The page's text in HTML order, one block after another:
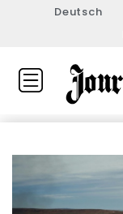
Deutsch